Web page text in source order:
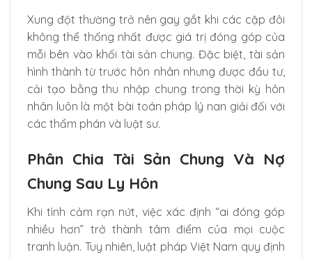
Xung đột thường trở nên gay gắt khi các cặp đôi
không thể thống nhất được giá trị đóng góp của
mỗi bên vào khối tài sản chung. Đặc biệt, tài sản
hình thành từ trước hôn nhân nhưng được đầu tư,
cải tạo bằng thu nhập chung trong thời kỳ hôn
nhân luôn là một bài toán pháp lý nan giải đối với
các thẩm phán và luật sư.
Phân Chia Tài Sản Chung Và Nợ
Chung Sau Ly Hôn
Khi tình cảm rạn nứt, việc xác định “ai đóng góp
nhiều hơn” trở thành tâm điểm của mọi cuộc
tranh luận. Tuy nhiên, luật pháp Việt Nam quy định